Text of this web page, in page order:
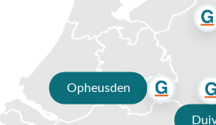
Opheusden